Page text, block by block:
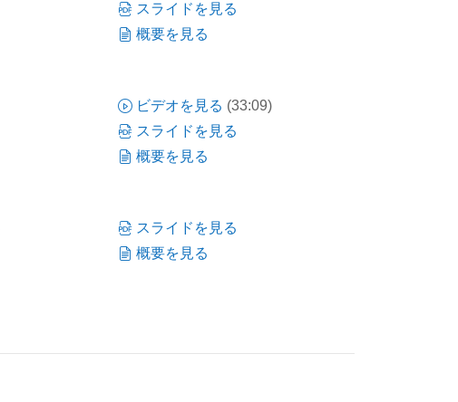
スライドを見る
概要を見る
ビデオを見る (33:09)
スライドを見る
概要を見る
スライドを見る
概要を見る